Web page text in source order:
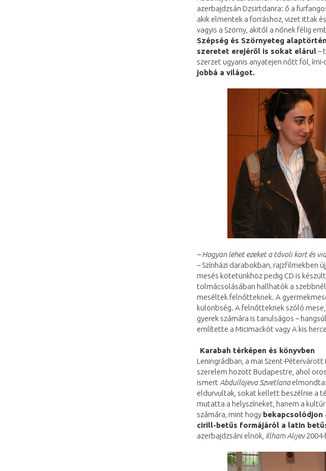
azerbajdzsán Dzsirtdanra: ő a
akik elmentek a forráshoz, vizet ittak
vagyis a Szörny, akitől a nőnek félig
Szépség és Szörnyeteg
szeretet erejéről is sokat elárul–
szerzet ugyanis anyatejen nőtt föl,
jobbá a világot.
– Hogyan lehet ezeket a távoli kort és
– Színházi darabokban, rajzfilmekben
mesés kötetünkhöz pedig CD is
tolmácsolásában hallhatók a
meséltek felnőtteknek. A
különbség. A felnőtteknek szóló
gyerek számára is tanulságos –
említette a Micimackót vagy A kis
Karabah térképen és könyvben
Leningrádban, a mai Szent-
szerelem hozott Budapestre, ahol
ismert Abdullajeva Szvetlanaelmondta:
eldurvultak, sokat kellett beszélnie a
mutatta a helyszíneket, hanem a
számára, mint hogy bekapcsolódjon
cirill-betűs formájáról a latin
azerbajdzsáni elnök, Illham Alijev2004-